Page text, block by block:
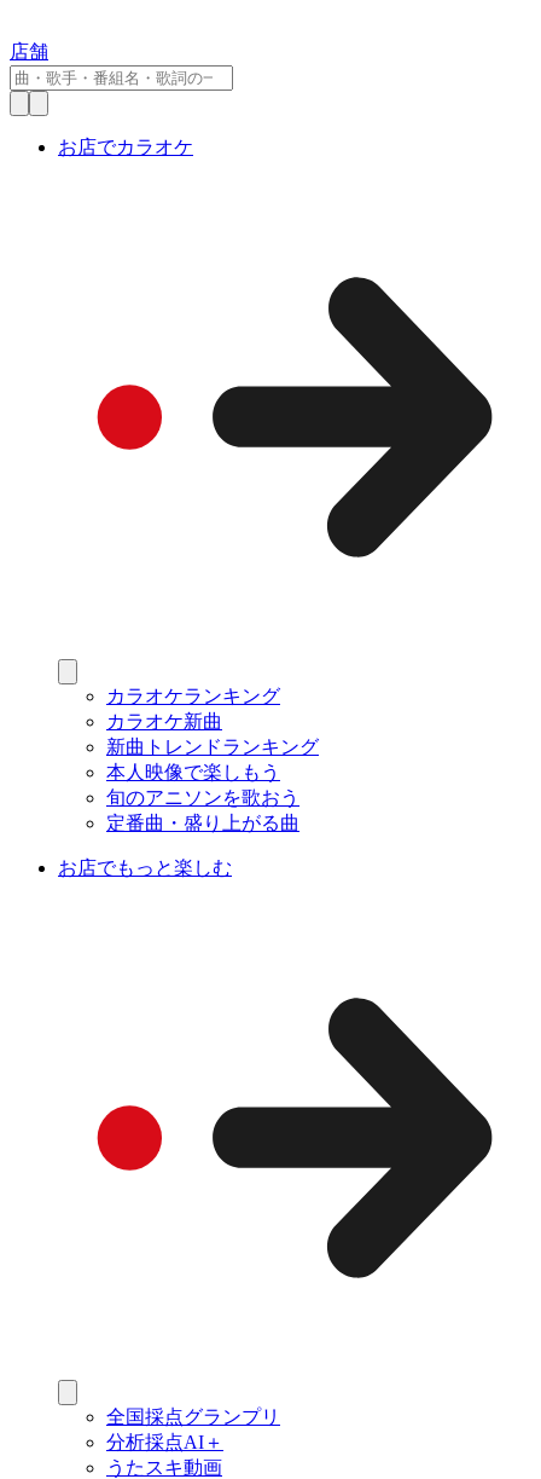
店舗
お店でカラオケ
カラオケランキング
カラオケ新曲
新曲トレンドランキング
本人映像で楽しもう
旬のアニソンを歌おう
定番曲・盛り上がる曲
お店でもっと楽しむ
全国採点グランプリ
分析採点AI＋
うたスキ動画